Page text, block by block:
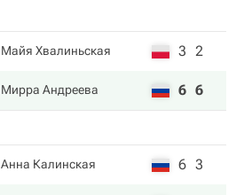
Майя Хвалиньская 3 2
Мирра Андреева 6 6
Анна Калинская 6 3